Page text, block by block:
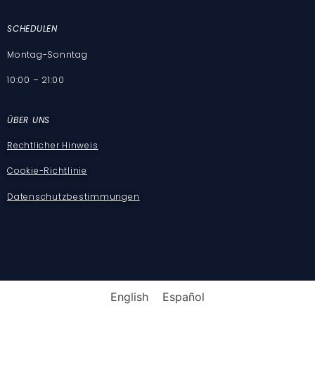
SCHEDULEN
Montag-Sonntag
10:00 – 21:00
ÜBER UNS
Rechtlicher Hinweis
Cookie-Richtlinie
Datenschutzbestimmungen
English Español